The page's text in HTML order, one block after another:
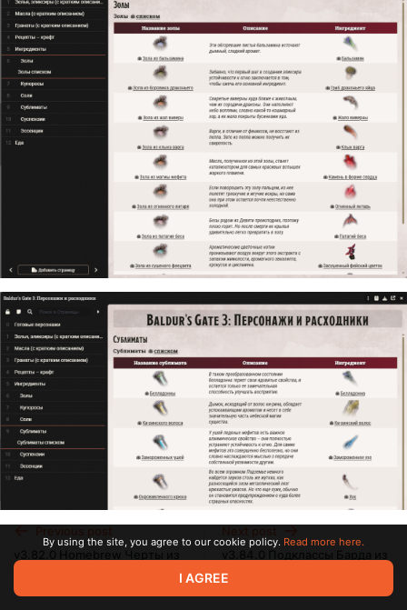
DND.SU
Nov 08 2025 08:00
By using the site, you agree to our cookie policy. Read more here.
I AGREE